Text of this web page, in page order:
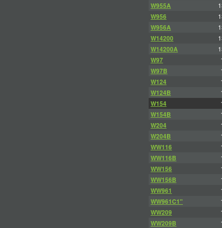
W955A
W956
W956A
W14200
W14200A
W97
W97B
W124
W124B
W154
W154B
W204
W204B
WW116
WW116B
WW156
WW156B
WW961
WW961C1"
WW209
WW209B